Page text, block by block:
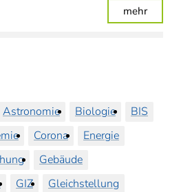
Astronomie Biologie
BIS
Corona
Energie
Gebäude
GIZ
Gleichstellung
mehr: